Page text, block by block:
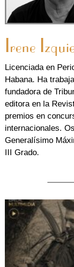
Irene
Licenciada en
Habana. Ha
fundadora de
editora en la
premios en
internacionales.
Generalísimo
III Grado.